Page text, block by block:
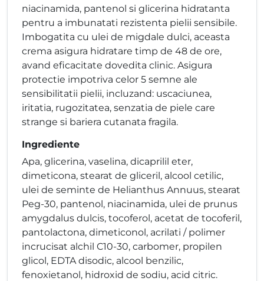
niacinamida, pantenol si glicerina hidratanta
pentru a imbunatati rezistenta pielii sensibile.
Imbogatita cu ulei de migdale dulci, aceasta
crema asigura hidratare timp de 48 de ore,
avand eficacitate dovedita clinic. Asigura
protectie impotriva celor 5 semne ale
sensibilitatii pielii, incluzand: uscaciunea,
iritatia, rugozitatea, senzatia de piele care
strange si bariera cutanata fragila.
Ingrediente
Apa, glicerina, vaselina, dicaprilil eter,
dimeticona, stearat de gliceril, alcool cetilic,
ulei de seminte de Helianthus Annuus, stearat
Peg-30, pantenol, niacinamida, ulei de prunus
amygdalus dulcis, tocoferol, acetat de tocoferil,
pantolactona, dimeticonol, acrilati / polimer
incrucisat alchil C10-30, carbomer, propilen
glicol, EDTA disodic, alcool benzilic,
fenoxietanol, hidroxid de sodiu, acid citric.